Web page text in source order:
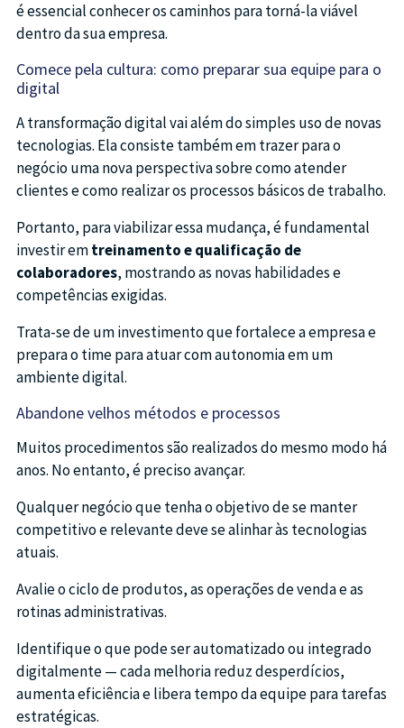
é essencial conhecer os caminhos para torná-la viável
dentro da sua empresa.
Comece pela cultura: como preparar sua equipe para o
digital
A transformação digital vai além do simples uso de novas
tecnologias. Ela consiste também em trazer para o
negócio uma nova perspectiva sobre como atender
clientes e como realizar os processos básicos de trabalho.
Portanto, para viabilizar essa mudança, é fundamental
investir emtreinamento e qualificação de
colaboradores, mostrando as novas habilidades e
competências exigidas.
Trata-se de um investimento que fortalece a empresa e
prepara o time para atuar com autonomia em um
ambiente digital.
Abandone velhos métodos e processos
Muitos procedimentos são realizados do mesmo modo há
anos. No entanto, é preciso avançar.
Qualquer negócio que tenha o objetivo de se manter
competitivo e relevante deve se alinhar às tecnologias
atuais.
Avalie o ciclo de produtos, as operações de venda e as
rotinas administrativas.
Identifique o que pode ser automatizado ou integrado
digitalmente — cada melhoria reduz desperdícios,
aumenta eficiência e libera tempo da equipe para tarefas
estratégicas.